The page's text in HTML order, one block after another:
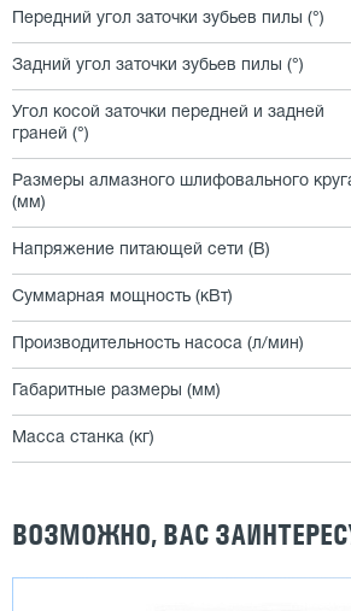
Передний угол заточки зубьев пилы (°)
Задний угол заточки зубьев пилы (°)
Угол косой заточки передней и задней
граней (°)
Размеры алмазного шлифовального
(мм)
Напряжение питающей сети (В)
Суммарная мощность (кВт)
Производительность насоса (л/мин)
Габаритные размеры (мм)
Масса станка (кг)
ВОЗМОЖНО, ВАС